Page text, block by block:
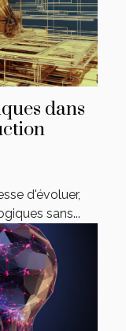
dans
d'évoluer,
sans...